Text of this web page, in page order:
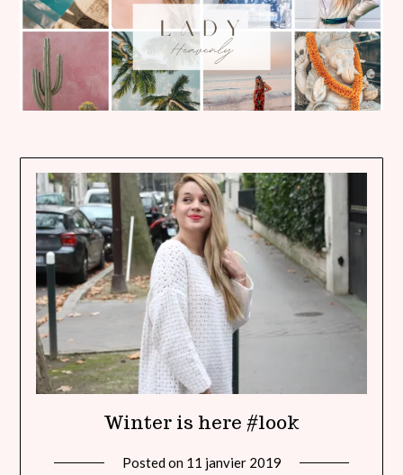
Winter is here #look
Posted on 11 janvier 2019